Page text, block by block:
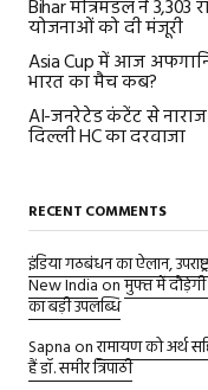
Bihar मंत्रिमंडल ने 3,303
योजनाओं को दी मंजूरी
Asia Cup में आज
भारत का मैच कब?
AI-जनरेटेड कंटेंट से
दिल्ली HC का दरवाजा
RECENT COMMENTS
इंडिया गठबंधन का ऐलान,
New Indiaonमुफ्त में
का बड़ी उपलब्धि
Sapnaonरामायण को अर्थ
हैं डॉ. समीर त्रिपाठी